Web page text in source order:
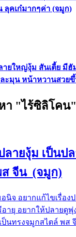
ลุคเก๋มากๆค่า (จมูก)
ายใหญ่งุ้ม สันเตี้ย มีฮั
ะมุน หน้าหวานสวย
า "ไร้ซิลิโคน"
ลายงุ้ม เป็นป
จีน (จมูก)
นิจ อยากแก้ไขเรื่อง
ายุ อยากให้ปลายดูพุ่
นทรงจมูกสไตล์ พส